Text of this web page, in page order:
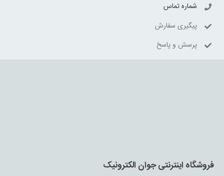
شماره تماس
پیگیری سفارش
پرسش و پاسخ
فروشگاه اینترنتی جوان الکترونیک